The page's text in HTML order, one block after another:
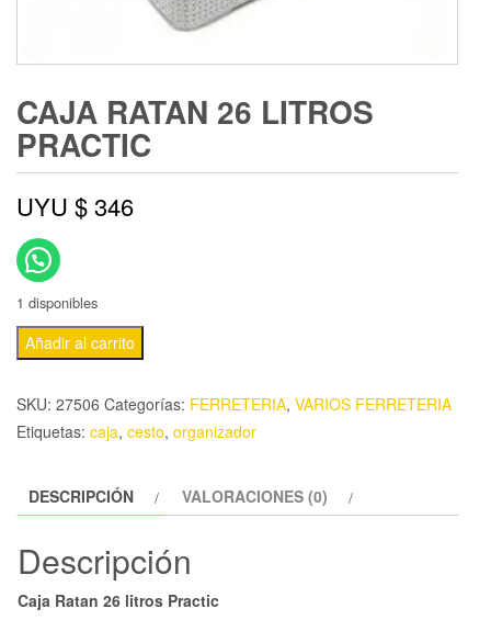
CAJA RATAN 26 LITROS
PRACTIC
UYU $346
1 disponibles
Añadir al carrito
SKU: 27506 Categorías: FERRETERIA, VARIOS FERRETERIA
Etiquetas: caja, cesto, organizador
DESCRIPCIÓN VALORACIONES (0)
Descripción
Caja Ratan 26 litros Practic